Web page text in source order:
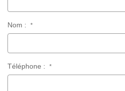
Nom : *
Téléphone : *